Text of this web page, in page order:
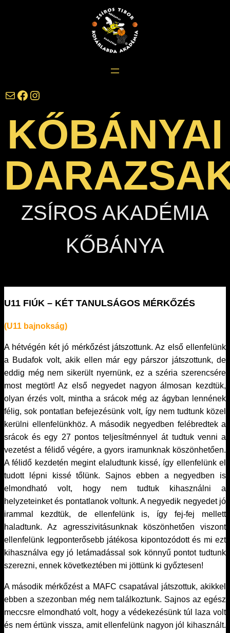
darazsak@darazsak.hu @kobanyaidarazsak @darazsak
KŐBÁNYAI
ZSÍROS AKADÉMIA
KŐBÁNYA
U11 FIÚK – KÉT TANULSÁGOS MÉRKŐZÉS
(U11 bajnokság)
A hétvégén két jó mérkőzést játszottunk. Az első ellenfelünk
a Budafok volt, akik ellen már egy párszor játszottunk, de
eddig még nem sikerült nyernünk, ez a széria szerencsére
most megtört! Az első negyedet nagyon álmosan kezdtük,
olyan érzés volt, mintha a srácok még az ágyban lennének
félig, sok pontatlan befejezésünk volt, így nem tudtunk közel
kerülni ellenfelünkhöz. A második negyedben felébredtek a
srácok és egy 27 pontos teljesítménnyel át tudtuk venni a
vezetést a félidő végére, a gyors iramunknak köszönhetően.
A félidő kezdetén megint elaludtunk kissé, így ellenfelünk el
tudott lépni kissé tőlünk. Sajnos ebben a negyedben is
elmondható volt, hogy nem tudtuk kihasználni a
helyzeteinket és pontatlanok voltunk. A negyedik negyedet jó
irammal kezdtük, de ellenfelünk is, így fej-fej mellett
haladtunk. Az agresszivitásunknak köszönhetően viszont
ellenfelünk legponterősebb játékosa kipontozódott és mi ezt
kihasználva egy jó letámadással sok könnyű pontot tudtunk
szerezni, ennek következtében mi jöttünk ki győztesen!
A második mérkőzést a MAFC csapatával játszottuk, akikkel
ebben a szezonban még nem találkoztunk. Sajnos az egész
meccsre elmondható volt, hogy a védekezésünk túl laza volt
és nem értünk vissza, amit ellenfelünk nagyon jól kihasznált.